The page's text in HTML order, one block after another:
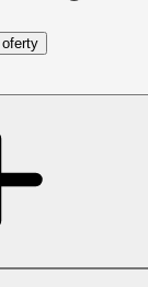
oferty